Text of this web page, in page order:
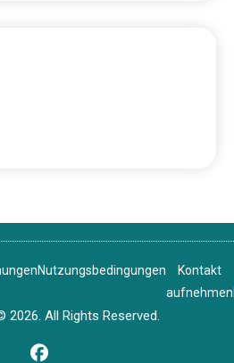
Nutzungsbedingungen
Kontakt
aufnehmen
2026. All Rights Reserved.